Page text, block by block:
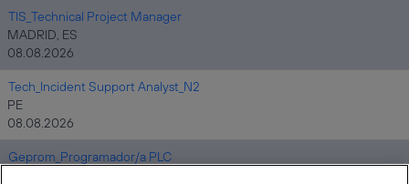
TIS_Technical Project Manager
MADRID, ES
08.08.2026
Tech_Incident Support Analyst_N2
PE
08.08.2026
Geprom_Programador/a PLC